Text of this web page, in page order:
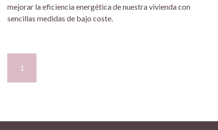
mejorar la eficiencia energética de nuestra vivienda con
sencillas medidas de bajo coste.
1